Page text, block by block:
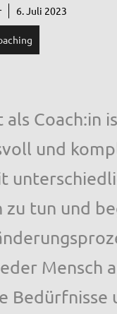
6. Juli 2023
Coach:in
und
zu tun und
Mensch
Bedürfnisse